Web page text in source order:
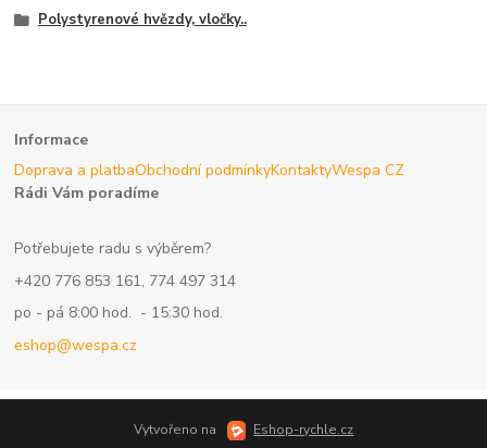
Polystyrenové hvězdy, vločky..
Informace
Doprava a platbaObchodní podmínkyKontaktyWespa CZ
Rádi Vám poradíme
Potřebujete radu s výběrem?
+420 776 853 161, 774 497 314
po - pá 8:00 hod. - 15:30 hod.
eshop@wespa.cz
Vytvořeno na Eshop-rychle.cz